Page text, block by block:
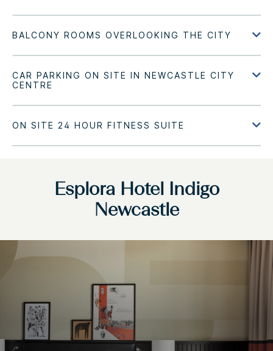
Esplora Hotel Indigo
Newcastle